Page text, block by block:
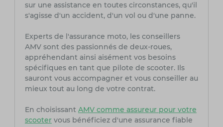
sur une assistance en toutes circonstances, qu'il
s'agisse d'un accident, d'un vol ou d'une panne.
Experts de l'assurance moto, les conseillers
AMV sont des passionnés de deux-roues,
appréhendant ainsi aisément vos besoins
spécifiques en tant que pilote de scooter. Ils
sauront vous accompagner et vous conseiller au
mieux tout au long de votre contrat.
En choisissant AMV comme assureur pour votre
scootervous bénéficiez d'une assurance fiable